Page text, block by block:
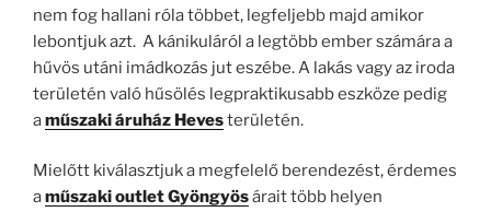
nem fog hallani róla többet, legfeljebb majd amikor
lebontjuk azt. A kánikuláról a legtöbb ember számára a
hűvös utáni imádkozás jut eszébe. A lakás vagy az iroda
területén való hűsölés legpraktikusabb eszköze pedig
aműszaki áruház Hevesterületén.
Mielőtt kiválasztjuk a megfelelő berendezést, érdemes
aműszaki outlet Gyöngyösárait több helyen